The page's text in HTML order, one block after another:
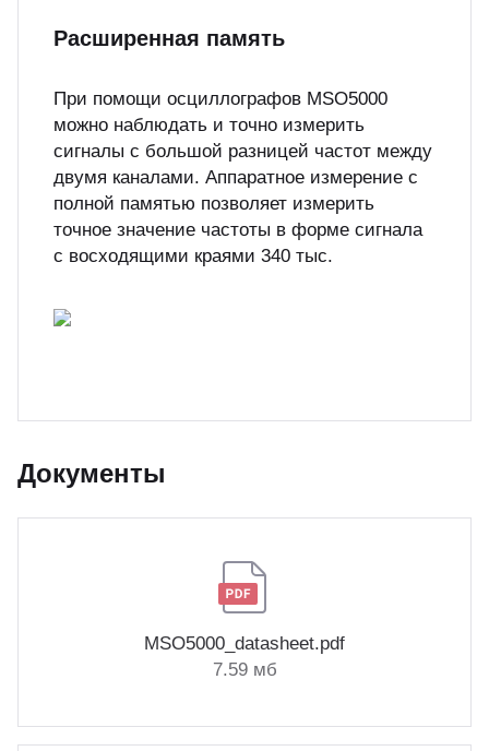
Расширенная память
При помощи осциллографов MSO5000
можно наблюдать и точно измерить
сигналы с большой разницей частот между
двумя каналами. Аппаратное измерение с
полной памятью позволяет измерить
точное значение частоты в форме сигнала
с восходящими краями 340 тыс.
Документы
MSO5000_datasheet.pdf
7.59 мб